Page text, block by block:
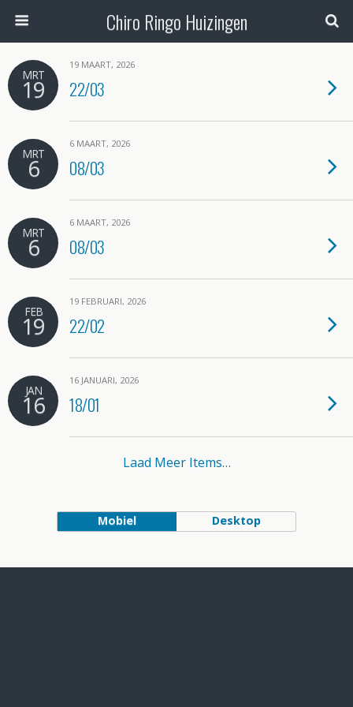
Chiro Ringo Huizingen
MRT
19
19 MAART, 2026
22/03
MRT
6
6 MAART, 2026
08/03
MRT
6
6 MAART, 2026
08/03
FEB
19
19 FEBRUARI, 2026
22/02
JAN
16
16 JANUARI, 2026
18/01
Laad Meer Items…
Mobiel Desktop